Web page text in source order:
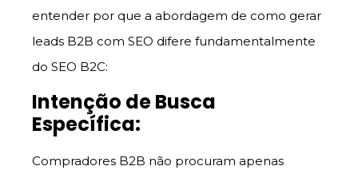
entender por que a abordagem de como gerar
leads B2B com SEO difere fundamentalmente
do SEO B2C:
Intenção de Busca
Específica:
Compradores B2B não procuram apenas